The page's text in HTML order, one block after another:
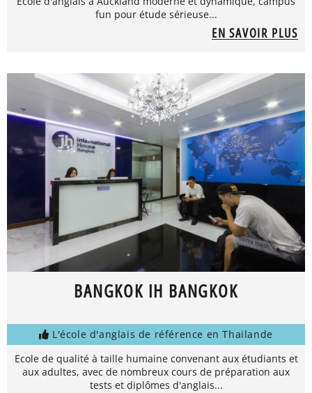
fun pour étude sérieuse...
EN SAVOIR PLUS
BANGKOK IH BANGKOK
L'école d'anglais de référence en Thailande
Ecole de qualité à taille humaine convenant aux étudiants et
aux adultes, avec de nombreux cours de préparation aux
tests et diplômes d'anglais...